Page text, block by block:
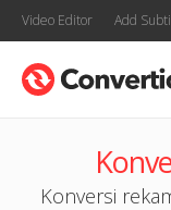
Video Editor Add
Konversi